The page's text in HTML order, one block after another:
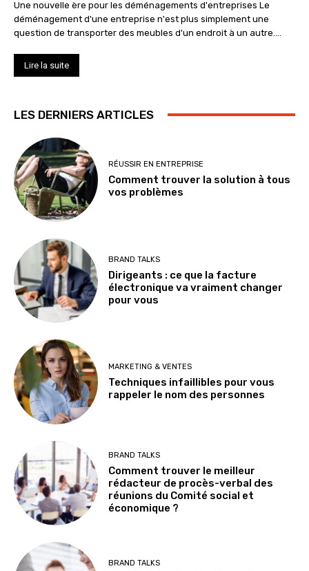
Une nouvelle ère pour les déménagements d'entreprises Le
déménagement d'une entreprise n'est plus simplement une
question de transporter des meubles d'un endroit à un autre....
Lire la suite
LES DERNIERS ARTICLES
RÉUSSIR EN ENTREPRISE
Comment trouver la solution à tous
vos problèmes
BRAND TALKS
Dirigeants : ce que la facture
électronique va vraiment changer
pour vous
MARKETING & VENTES
Techniques infaillibles pour vous
rappeler le nom des personnes
BRAND TALKS
Comment trouver le meilleur
rédacteur de procès-verbal des
réunions du Comité social et
économique ?
BRAND TALKS